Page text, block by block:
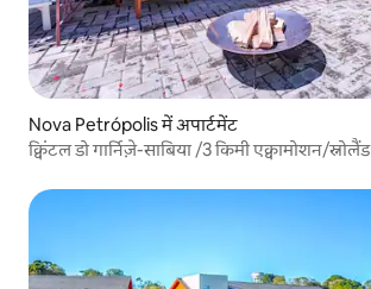
Nova Petrópolis में अपार्टमेंट
क्विंटल डो गार्निज़े-साबिया /3 किमी एक्वामोशन/स्नोलैंड